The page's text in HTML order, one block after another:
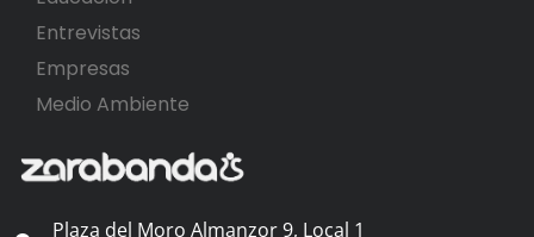
Entrevistas
Empresas
Medio Ambiente
Plaza del Moro Almanzor 9, Local 1